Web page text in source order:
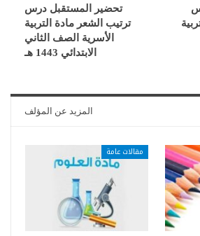
تحضير المستقبل درس
ترتيب الشعر مادة التربية
الأسرية الصف الثاني
الابتدائي 1443 هـ
المزيد عن المؤلف
مقالات عامة